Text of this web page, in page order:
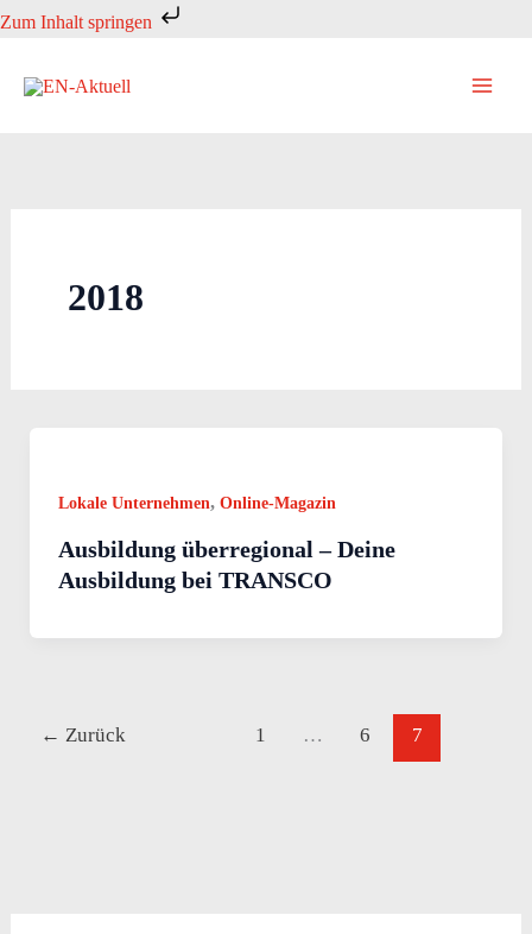
Zum Inhalt springen
Zum
springen
2018
Lokale Unternehmen, Online-Magazin
Ausbildung überregional – Deine
Ausbildung bei TRANSCO
← Zurück 1 … 6 7